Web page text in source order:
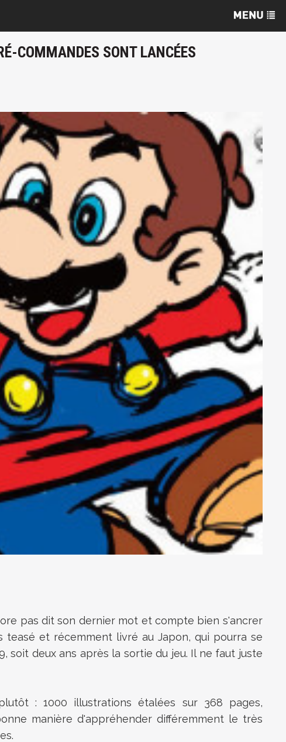
COMMANDES SONT LANCÉES
pas dit son dernier mot et compte bien s'ancrer
et récemment livré au Japon, qui pourra se
soit deux ans après la sortie du jeu. Il ne faut juste
: 1000 illustrations étalées sur 368 pages,
manière d'appréhender différemment le très